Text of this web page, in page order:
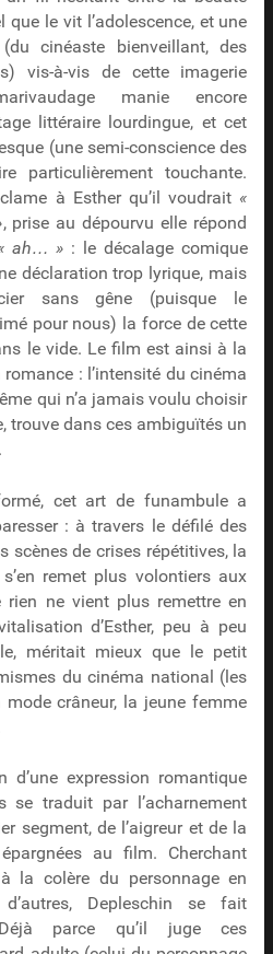
le vit l’adolescence, et une
cinéaste bienveillant, des
vis-à-vis de cette imagerie
manie encore
littéraire lourdingue, et cet
(une semi-conscience des
particulièrement touchante.
à Esther qu’il voudrait «
, prise au dépourvu elle répond
ah… » : le décalage comique
déclaration trop lyrique, mais
sans gêne (puisque le
pour nous) la force de cette
le vide. Le film est ainsi à la
: l’intensité du cinéma
qui n’a jamais voulu choisir
trouve dans ces ambiguïtés un
cet art de funambule a
: à travers le défilé des
scènes de crises répétitives, la
remet plus volontiers aux
rien ne vient plus remettre en
d’Esther, peu à peu
méritait mieux que le petit
du cinéma national (les
crâneur, la jeune femme
d’une expression romantique
se traduit par l’acharnement
segment, de l’aigreur et de la
au film. Cherchant
la colère du personnage en
Depleschin se fait
parce qu’il juge ces